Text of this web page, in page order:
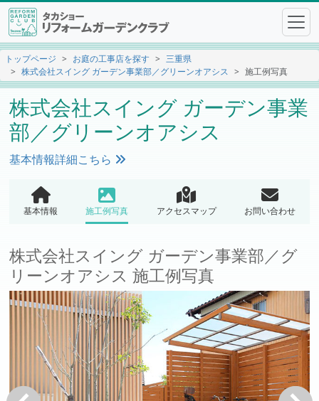
トップページ お庭の工事店を探す
三重県
株式会社スイング ガーデン事業部／グリーンオアシス
施工例写真
株式会社スイング ガーデン事業
部／グリーンオアシス
基本情報詳細こちら
基本情報 施工例写真 アクセスマップ お問い合わせ
株式会社スイング ガーデン事業部／グ
リーンオアシス 施工例写真